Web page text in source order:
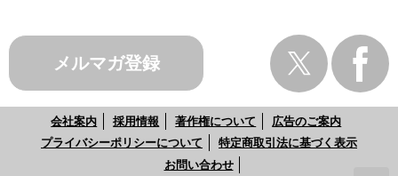
メルマガ登録
会社案内 採用情報 著作権について
広告のご案内
プライバシーポリシーについて
特定商取引法に基づく表示
お問い合わせ